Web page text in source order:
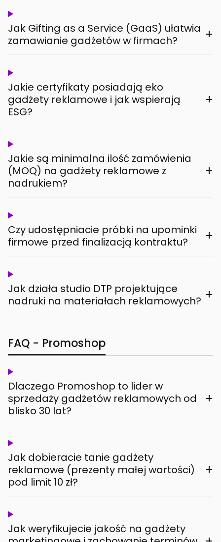
Jak Gifting as a Service (GaaS) ułatwia
zamawianie gadżetów w firmach?
+
Jakie certyfikaty posiadają eko
gadżety reklamowe i jak wspierają
ESG?
+
Jakie są minimalna ilość zamówienia
(MOQ) na gadżety reklamowe z
nadrukiem?
+
Czy udostępniacie próbki na upominki
firmowe przed finalizacją kontraktu?
+
Jak działa studio DTP projektujące
nadruki na materiałach reklamowych? +
FAQ - Promoshop
Dlaczego Promoshop to lider w
sprzedaży gadżetów reklamowych od
blisko 30 lat?
+
Jak dobieracie tanie gadżety
reklamowe (prezenty małej wartości)
pod limit 10 zł?
+
Jak weryfikujecie jakość na gadżety